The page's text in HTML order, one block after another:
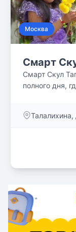
Москва
Смарт
Смарт Скул
полного дня,
Талалихина,